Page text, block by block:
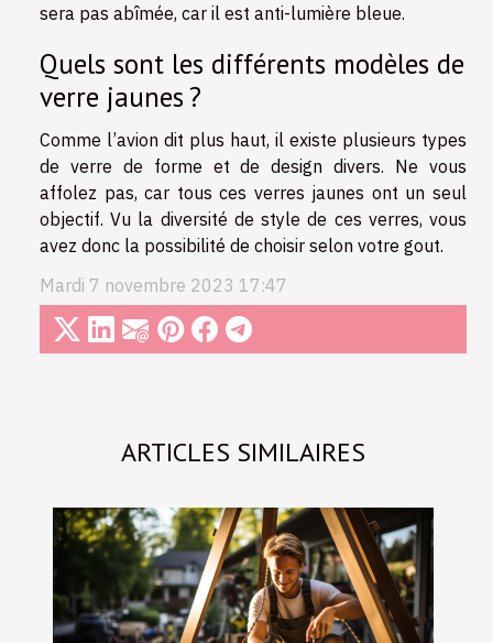
ARTICLES SIMILAIRES
sera pas abîmée, car il est anti-lumière bleue.
Quels sont les différents modèles de
verre jaunes ?
Comme l’avion dit plus haut, il existe plusieurs types
de verre de forme et de design divers. Ne vous
affolez pas, car tous ces verres jaunes ont un seul
objectif. Vu la diversité de style de ces verres, vous
avez donc la possibilité de choisir selon votre gout.
Mardi 7 novembre 2023 17:47